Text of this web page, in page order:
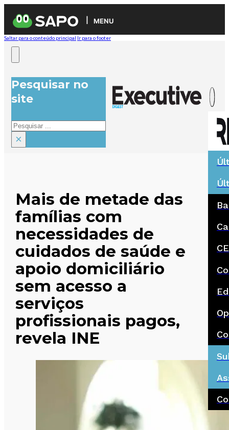
MENU
Saltar para o conteúdo principal Ir para o footer
Pesquisar no
site
Pesquisar
×
Mais de metade das
famílias com
necessidades de
cuidados de saúde e
apoio domiciliário
sem acesso a
serviços
profissionais pagos,
revela INE